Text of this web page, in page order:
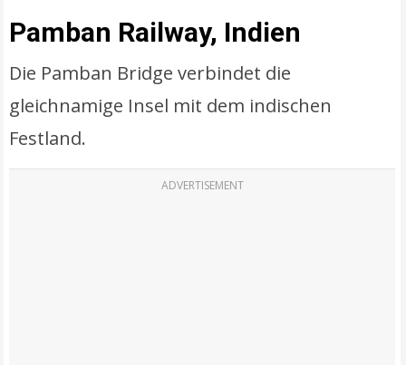
Pamban Railway, Indien
Die Pamban Bridge verbindet die
gleichnamige Insel mit dem indischen
Festland.
ADVERTISEMENT